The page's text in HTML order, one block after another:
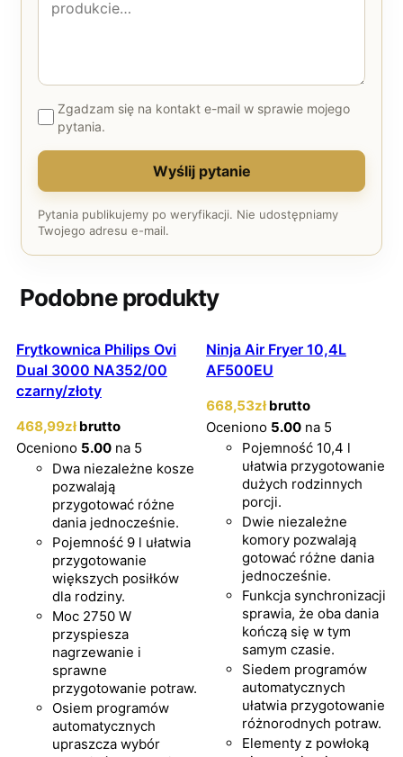
Zgadzam się na kontakt e-mail w sprawie mojego
pytania.
Wyślij pytanie
Pytania publikujemy po weryfikacji. Nie udostępniamy
Twojego adresu e-mail.
Podobne produkty
Frytkownica Philips Ovi
Dual 3000 NA352/00
czarny/złoty
468,99zł brutto
Oceniono 5.00 na 5
Dwa niezależne kosze
pozwalają
przygotować różne
dania jednocześnie.
Pojemność 9 l ułatwia
przygotowanie
większych posiłków
dla rodziny.
Moc 2750 W
przyspiesza
nagrzewanie i
sprawne
przygotowanie potraw.
Osiem programów
automatycznych
upraszcza wybór
Ninja Air Fryer 10,4L
AF500EU
668,53zł brutto
Oceniono 5.00 na 5
Pojemność 10,4 l
ułatwia przygotowanie
dużych rodzinnych
porcji.
Dwie niezależne
komory pozwalają
gotować różne dania
jednocześnie.
Funkcja synchronizacji
sprawia, że oba dania
kończą się w tym
samym czasie.
Siedem programów
automatycznych
ułatwia przygotowanie
różnorodnych potraw.
Elementy z powłoką